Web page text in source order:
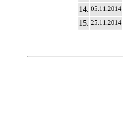
14. 05.11.2014
15. 25.11.2014